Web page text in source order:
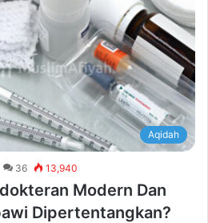
Aqidah
36 13,940
Modern Dan
Dipertentangkan?